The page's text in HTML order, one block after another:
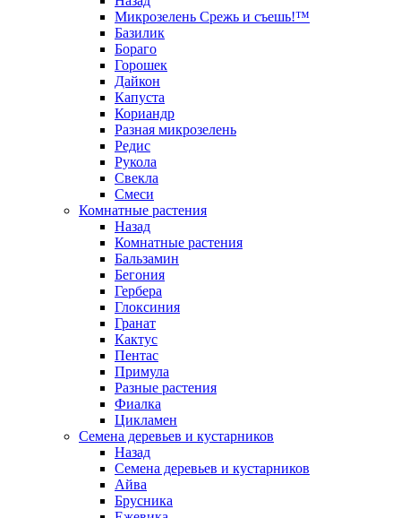
Микрозелень Срежь и съешь!™
Базилик
Бораго
Горошек
Дайкон
Капуста
Кориандр
Разная микрозелень
Редис
Рукола
Свекла
Смеси
Комнатные растения
Назад
Комнатные растения
Бальзамин
Бегония
Гербера
Глоксиния
Гранат
Кактус
Пентас
Примула
Разные растения
Фиалка
Цикламен
Семена деревьев и кустарников
Назад
Семена деревьев и кустарников
Айва
Брусника